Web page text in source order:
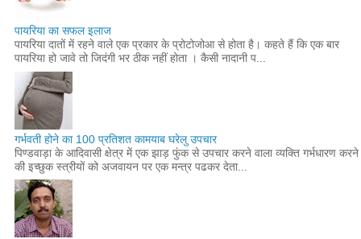
पायरिया का सफल इलाज
पायरिया दातों में रहने वाले एक प्रकार के प्रोटोजोआ से होता है। कहते हैं कि एक बार
पायरिया हो जावे तो जिदंगी भर ठीक नहीं होता । कैसी नादानी प...
गर्भवती होने का 100 प्रतिशत कामयाब घरेलु उपचार
पिण्डवाड़ा के आदिवासी क्षेत्र में एक झाड़ फुंक से उपचार करने वाला व्यक्ति गर्भधारण करने
की इच्छुक स्त्रीयों को अजवायन पर एक मन्त्र पढकर देता...